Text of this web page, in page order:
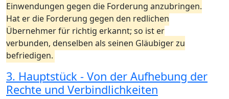
Einwendungen gegen die Forderung anzubringen.
Hat er die Forderung gegen den redlichen
Übernehmer für richtig erkannt; so ist er
verbunden, denselben als seinen Gläubiger zu
befriedigen.
3. Hauptstück - Von der Aufhebung der
Rechte und Verbindlichkeiten